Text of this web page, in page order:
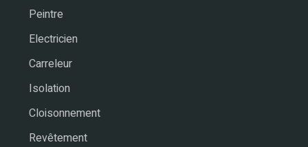
Peintre
Electricien
Carreleur
Isolation
Cloisonnement
Revêtement